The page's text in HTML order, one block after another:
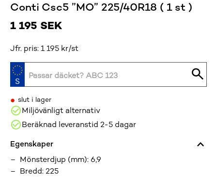
Conti Csc5 ”MO” 225/40R18 ( 1 st )
1 195 SEK
Jfr. pris: 1 195 kr/st
• slut i lager
Miljövänligt alternativ
Beräknad leveranstid 2-5 dagar
Egenskaper
Mönsterdjup (mm): 6,9
Bredd:225